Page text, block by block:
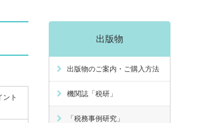
ント
出版物
出版物のご案内・ご購入方法
機関誌「税研」
「税務事例研究」